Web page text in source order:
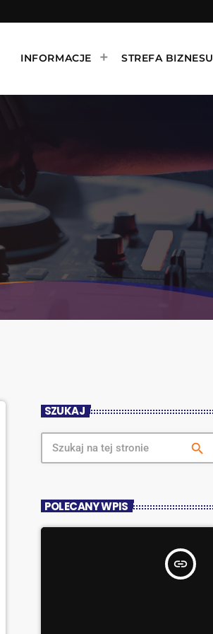
INFORMACJE STREFA BIZNESU
SZUKAJ
search
POLECANY WPIS
insert_link